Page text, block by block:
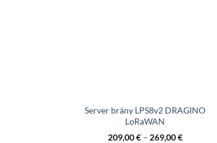
Server brány LPS8v2 DRAGINO
LoRaWAN
209,00€– 269,00€